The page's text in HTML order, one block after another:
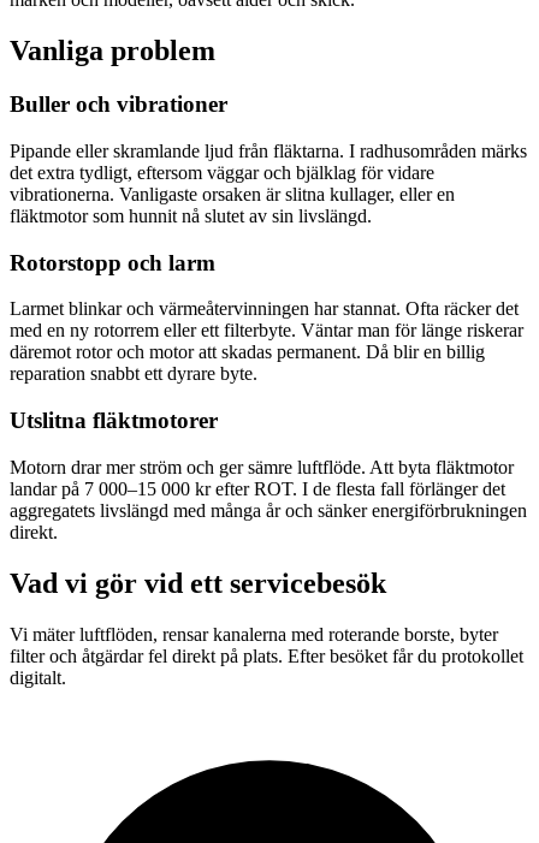
Vanliga problem
Buller och vibrationer
Pipande eller skramlande ljud från fläktarna. I radhusområden märks
det extra tydligt, eftersom väggar och bjälklag för vidare
vibrationerna. Vanligaste orsaken är slitna kullager, eller en
fläktmotor som hunnit nå slutet av sin livslängd.
Rotorstopp och larm
Larmet blinkar och värmeåtervinningen har stannat. Ofta räcker det
med en ny rotorrem eller ett filterbyte. Väntar man för länge riskerar
däremot rotor och motor att skadas permanent. Då blir en billig
reparation snabbt ett dyrare byte.
Utslitna fläktmotorer
Motorn drar mer ström och ger sämre luftflöde. Att byta fläktmotor
landar på 7 000–15 000 kr efter ROT. I de flesta fall förlänger det
aggregatets livslängd med många år och sänker energiförbrukningen
direkt.
Vad vi gör vid ett servicebesök
Vi mäter luftflöden, rensar kanalerna med roterande borste, byter
filter och åtgärdar fel direkt på plats. Efter besöket får du protokollet
digitalt.